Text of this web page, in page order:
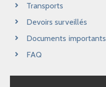
Transports
Devoirs surveillés
Documents importants
FAQ